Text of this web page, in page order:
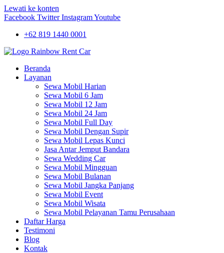
Lewati ke konten
Facebook Twitter InstagramYoutube
+62 819 1440 0001
Beranda
Layanan
Sewa Mobil Harian
Sewa Mobil 6 Jam
Sewa Mobil 12 Jam
Sewa Mobil 24 Jam
Sewa Mobil Full Day
Sewa Mobil Dengan Supir
Sewa Mobil Lepas Kunci
Jasa Antar Jemput Bandara
Sewa Wedding Car
Sewa Mobil Mingguan
Sewa Mobil Bulanan
Sewa Mobil Jangka Panjang
Sewa Mobil Event
Sewa Mobil Wisata
Sewa Mobil Pelayanan Tamu Perusahaan
Daftar Harga
Testimoni
Blog
Kontak